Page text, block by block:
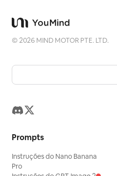
©2026 MIND MOTOR PTE. LTD.
Prompts
Instruções do Nano Banana
Pro